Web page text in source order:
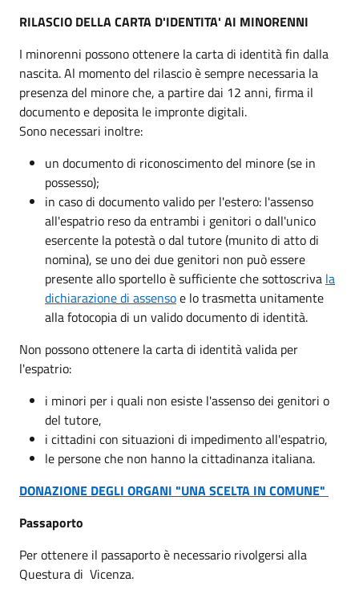
RILASCIO DELLA CARTA D'IDENTITA' AI MINORENNI
I minorenni possono ottenere la carta di identità fin dalla
nascita. Al momento del rilascio è sempre necessaria la
presenza del minore che, a partire dai 12 anni, firma il
documento e deposita le impronte digitali.
Sono necessari inoltre:
un documento di riconoscimento del minore (se in
possesso);
in caso di documento valido per l'estero: l'assenso
all'espatrio reso da entrambi i genitori o dall'unico
esercente la potestà o dal tutore (munito di atto di
nomina), se uno dei due genitori non può essere
presente allo sportello è sufficiente che sottoscriva la
dichiarazione di assensoe lo trasmetta unitamente
alla fotocopia di un valido documento di identità.
Non possono ottenere la carta di identità valida per
l'espatrio:
i minori per i quali non esiste l'assenso dei genitori o
del tutore,
i cittadini con situazioni di impedimento all'espatrio,
le persone che non hanno la cittadinanza italiana.
DONAZIONE DEGLI ORGANI "UNA SCELTA IN COMUNE"
Passaporto
Per ottenere il passaporto è necessario rivolgersi alla
Questura di Vicenza.